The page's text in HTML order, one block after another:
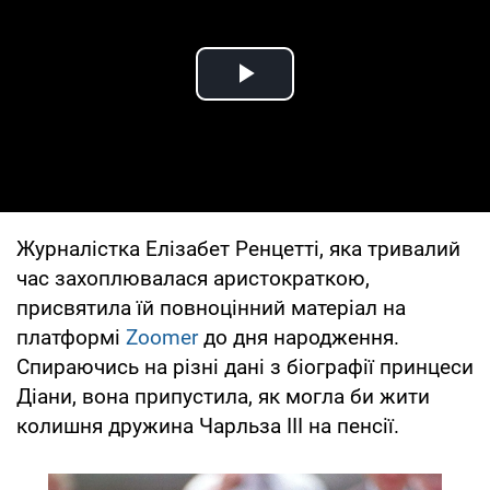
Play Video
Журналістка Елізабет Ренцетті, яка тривалий
час захоплювалася аристократкою,
присвятила їй повноцінний матеріал на
платформі Zoomerдо дня народження.
Спираючись на різні дані з біографії принцеси
Діани, вона припустила, як могла би жити
колишня дружина Чарльза III на пенсії.